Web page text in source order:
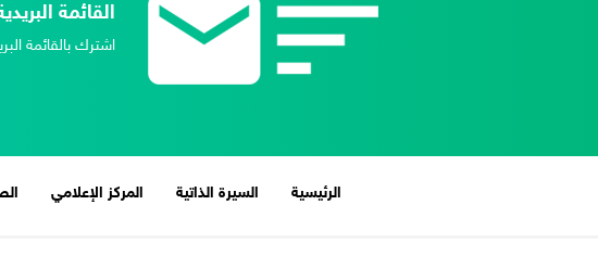
القائمة
اشترك بالقائمة
الرئيسية(current) السيرة الذاتية المركز الإعلامي